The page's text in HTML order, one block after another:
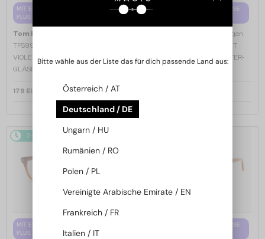
MIT EINER EINSTÄRKENGLASLINSE
PLUS 65 EUR
Tom Ford
TF5998-K-B - 020 - 51 - MIT BLAU-
VIOLETTEM LICHTFILTER-
GLÄSERN
179 EUR
MIT EINER EINSTÄRKENGLASLINSE
Brillenfassungen
TF5998-K-B ECO - 001 - 51 - MIT
BLAU-VIOLETTEM LICHTFILTER-
2-4 WERKTAGE
MIT EINER EINSTÄRKENGLASLINSE
PLUS 65 EUR
MIT EINER EINSTÄRKENGLASLINSE
Bitte wähle aus der Liste das für dich passende Land aus:
Österreich / AT
Deutschland / DE
Ungarn / HU
Rumänien / RO
Polen / PL
Vereinigte Arabische Emirate / EN
Frankreich / FR
Italien / IT